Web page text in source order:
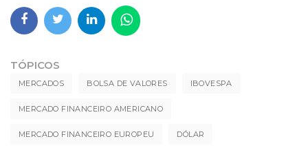
TÓPICOS
MERCADOS BOLSA DE VALORES IBOVESPA
MERCADO FINANCEIRO AMERICANO
MERCADO FINANCEIRO EUROPEU DÓLAR